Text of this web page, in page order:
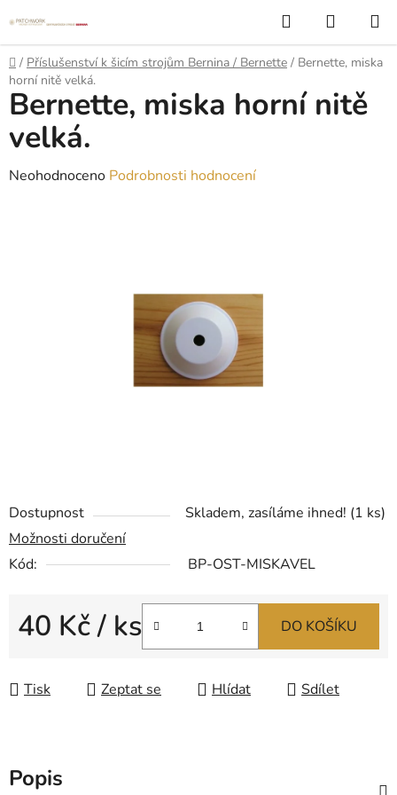
na
obsah
Hledat
KOŠÍK
Domů
/ Příslušenství k šicím strojům Bernina / Bernette / Bernette, miska
horní nitě velká.
Dostupnost Skladem, zasíláme ihned! (1 ks)
Možnosti doručení
Kód:
BP-OST-MISKAVEL
40 Kč/ ks DO KOŠÍKU
Tisk Zeptat se Hlídat Sdílet
Bernette, miska horní nitě
velká.
Průměrné
Neohodnoceno Podrobnosti hodnocení
Popis